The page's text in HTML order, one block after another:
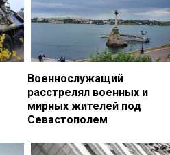
Военнослужащий
расстрелял военных и
мирных жителей под
Севастополем